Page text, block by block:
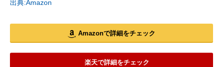
出典:Amazon
Amazonで詳細をチェック
楽天で詳細をチェック